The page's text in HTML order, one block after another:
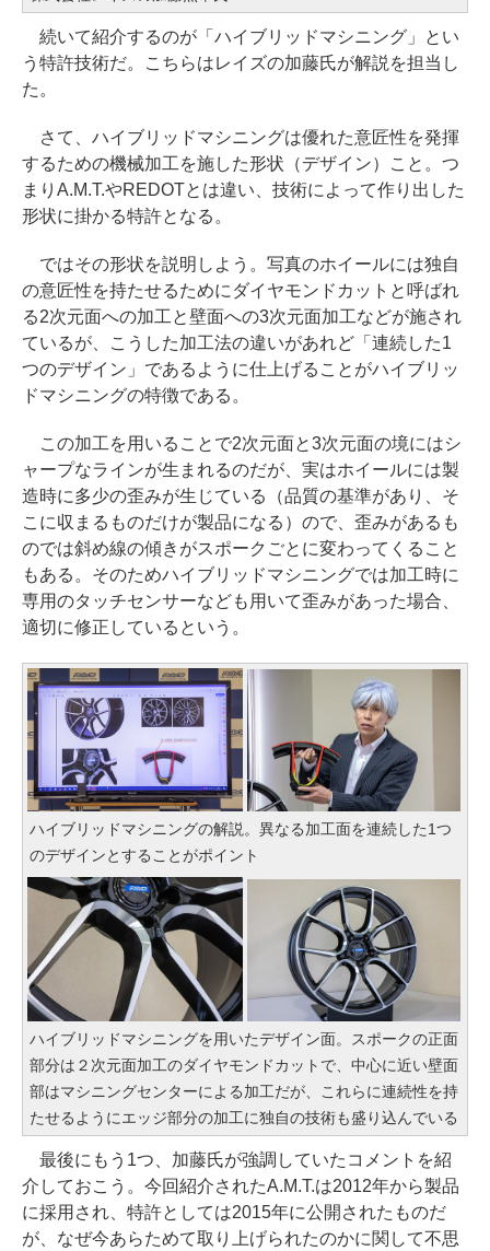
続いて紹介するのが「ハイブリッドマシニング」とい
う特許技術だ。こちらはレイズの加藤氏が解説を担当し
た。
さて、ハイブリッドマシニングは優れた意匠性を発揮
するための機械加工を施した形状（デザイン）こと。つ
まりA.M.T.やREDOTとは違い、技術によって作り出した
形状に掛かる特許となる。
ではその形状を説明しよう。写真のホイールには独自
の意匠性を持たせるためにダイヤモンドカットと呼ばれ
る2次元面への加工と壁面への3次元面加工などが施され
ているが、こうした加工法の違いがあれど「連続した1
つのデザイン」であるように仕上げることがハイブリッ
ドマシニングの特徴である。
この加工を用いることで2次元面と3次元面の境にはシ
ャープなラインが生まれるのだが、実はホイールには製
造時に多少の歪みが生じている（品質の基準があり、そ
こに収まるものだけが製品になる）ので、歪みがあるも
のでは斜め線の傾きがスポークごとに変わってくること
もある。そのためハイブリッドマシニングでは加工時に
専用のタッチセンサーなども用いて歪みがあった場合、
適切に修正しているという。
ハイブリッドマシニングの解説。異なる加工面を連続した1つ
のデザインとすることがポイント
ハイブリッドマシニングを用いたデザイン面。スポークの正面
部分は２次元面加工のダイヤモンドカットで、中心に近い壁面
部はマシニングセンターによる加工だが、これらに連続性を持
たせるようにエッジ部分の加工に独自の技術も盛り込んでいる
最後にもう1つ、加藤氏が強調していたコメントを紹
介しておこう。今回紹介されたA.M.T.は2012年から製品
に採用され、特許としては2015年に公開されたものだ
が、なぜ今あらためて取り上げられたのかに関して不思